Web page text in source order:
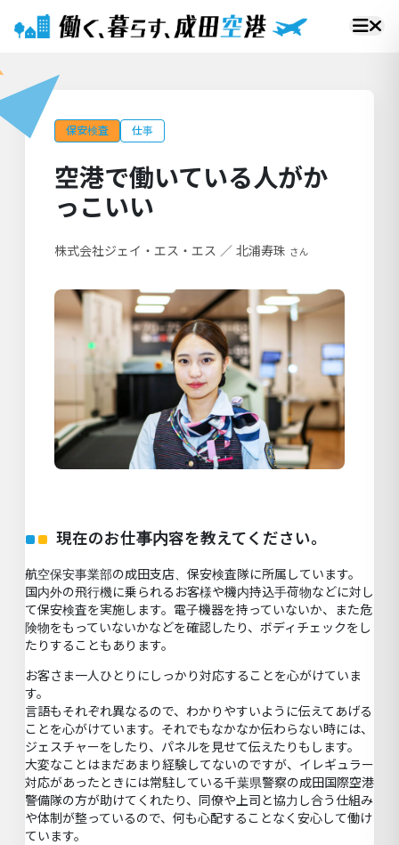
保安検査 仕事
空港で働いている人がか
っこいい
株式会社ジェイ・エス・エス ／ 北浦寿珠 さん
現在のお仕事内容を教えてください。
航空保安事業部の成田支店、保安検査隊に所属しています。
国内外の飛行機に乗られるお客様や機内持込手荷物などに対し
て保安検査を実施します。電子機器を持っていないか、また危
険物をもっていないかなどを確認したり、ボディチェックをし
たりすることもあります。
お客さま一人ひとりにしっかり対応することを心がけていま
す。
言語もそれぞれ異なるので、わかりやすいように伝えてあげる
ことを心がけています。それでもなかなか伝わらない時には、
ジェスチャーをしたり、パネルを見せて伝えたりもします。
大変なことはまだあまり経験してないのですが、イレギュラー
対応があったときには常駐している千葉県警察の成田国際空港
警備隊の方が助けてくれたり、同僚や上司と協力し合う仕組み
や体制が整っているので、何も心配することなく安心して働け
ています。